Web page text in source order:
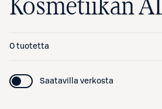
Kosmetiikan
0 tuotetta
Saatavilla verkosta